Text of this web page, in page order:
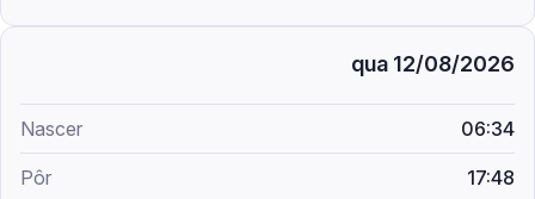
qua 12/08/2026
06:34
17:48